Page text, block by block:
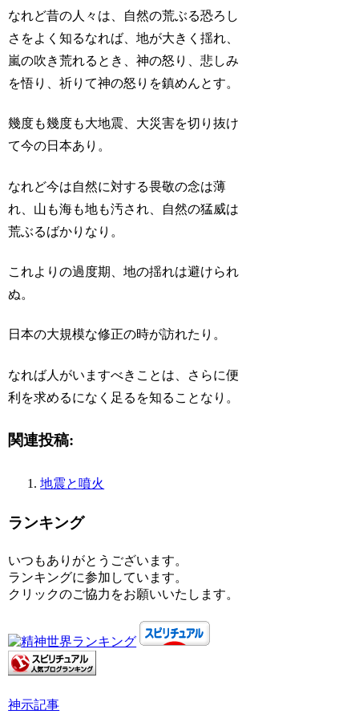
なれど昔の人々は、自然の荒ぶる恐ろし
さをよく知るなれば、地が大きく揺れ、
嵐の吹き荒れるとき、神の怒り、悲しみ
を悟り、祈りて神の怒りを鎮めんとす。
幾度も幾度も大地震、大災害を切り抜け
て今の日本あり。
なれど今は自然に対する畏敬の念は薄
れ、山も海も地も汚され、自然の猛威は
荒ぶるばかりなり。
これよりの過度期、地の揺れは避けられ
ぬ。
日本の大規模な修正の時が訪れたり。
なれば人がいますべきことは、さらに便
利を求めるになく足るを知ることなり。
関連投稿:
地震と噴火
ランキング
いつもありがとうございます。
ランキングに参加しています。
クリックのご協力をお願いいたします。
神示記事